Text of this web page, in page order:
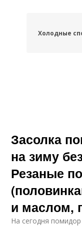
Холодные
Засолка
на зиму
Резаные
и маслом,
На сегодня